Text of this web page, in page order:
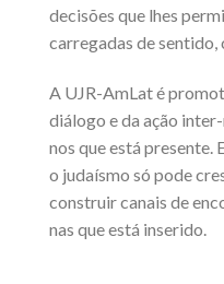
decisões que lhes
carregadas de
A UJR-AmLat é
diálogo e da ação
nos que está presente.
o judaísmo só pode
construir canais de
nas que está inserido.